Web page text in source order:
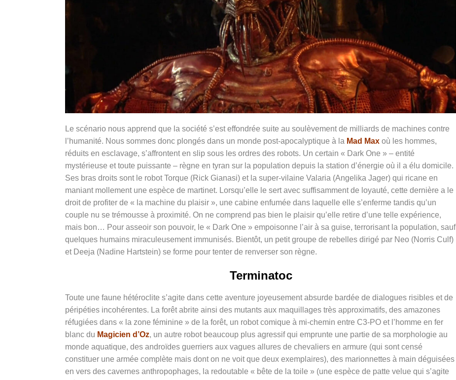
Le scénario nous apprend que la société s’esteffondrée suite au soulèvement de milliards de machines contre
l’humanité. Nous sommes donc plongés dans un monde post-apocalyptique à la Mad Max où les hommes,
réduits en esclavage, s’affrontent en slip sous les ordres des robots. Un certain « Dark One » – entité
mystérieuse et toute puissante – règne en tyran sur la population depuis la station d’énergie où il a élu domicile.
Ses bras droits sont le robot Torque (Rick Gianasi) et la super-vilaine Valaria (Angelika Jager) qui ricane en
maniant mollement une espèce de martinet. Lorsqu’elle le sert avec suffisamment de loyauté, cette dernière a le
droit de profiter de « la machine du plaisir », une cabine enfumée dans laquelle elle s’enferme tandis qu’un
couple nu se trémousse à proximité. On ne comprend pas bien le plaisir qu’elle retire d’une telle expérience,
mais bon… Pour asseoir son pouvoir, le « Dark One » empoisonne l’air à sa guise, terrorisant la population, sauf
quelques humains miraculeusement immunisés. Bientôt, un petit groupe de rebelles dirigé par Neo (Norris Culf)
et Deeja (Nadine Hartstein) se forme pour tenter de renverser son règne.
Terminatoc
Toute une faune hétéroclite s’agite dans cette aventure joyeusement absurde bardée de dialogues risibles et de
péripéties incohérentes. La forêt abrite ainsi des mutants aux maquillages très approximatifs, des amazones
réfugiées dans « la zone féminine » de la forêt, un robot comique à mi-chemin entre C3-PO et l’homme en fer
blanc du Magicien d’Oz, un autre robot beaucoup plus agressif qui emprunte une partie de sa morphologie au
monde aquatique, des androïdes guerriers aux vagues allures de chevaliers en armure (qui sont censé
constituer une armée complète mais dont on ne voit que deux exemplaires), des marionnettes à main déguisées
en vers des cavernes anthropophages, la redoutable « bête de la toile » (une espèce de patte velue qui s’agite